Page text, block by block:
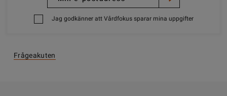
Jag godkänner att Vårdfokus sparar mina uppgifter
Frågeakuten